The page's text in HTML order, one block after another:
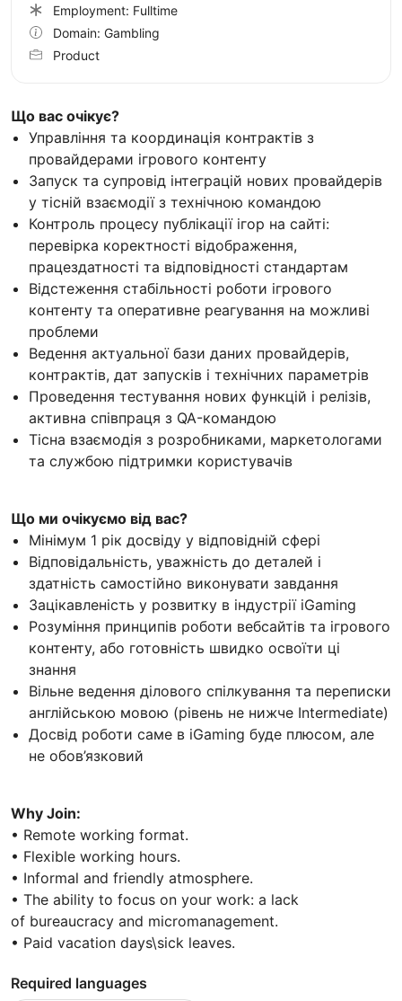
Що вас очікує?
Управління та координація контрактів з
провайдерами ігрового контенту
Запуск та супровід інтеграцій нових провайдерів
у тісній взаємодії з технічною командою
Контроль процесу публікації ігор на сайті:
перевірка коректності відображення,
працездатності та відповідності стандартам
Відстеження стабільності роботи ігрового
контенту та оперативне реагування на можливі
проблеми
Ведення актуальної бази даних провайдерів,
контрактів, дат запусків і технічних параметрів
Проведення тестування нових функцій і релізів,
активна співпраця з QA-командою
Тісна взаємодія з розробниками, маркетологами
та службою підтримки користувачів
Що ми очікуємо від вас?
Мінімум 1 рік досвіду у відповідній сфері
Відповідальність, уважність до деталей і
здатність самостійно виконувати завдання
Зацікавленість у розвитку в індустрії iGaming
Розуміння принципів роботи вебсайтів та ігрового
контенту, або готовність швидко освоїти ці
знання
Вільне ведення ділового спілкування та переписки
англійською мовою (рівень не нижче Intermediate)
Досвід роботи саме в iGaming буде плюсом, але
не обов’язковий
Why Join:
• Remote working format.
• Flexible working hours.
• Informal and friendly atmosphere.
• The ability to focus on your work: a lack
of bureaucracy and micromanagement.
• Paid vacation days\sick leaves.
Required languages
Employment: Fulltime
Domain: Gambling
Product